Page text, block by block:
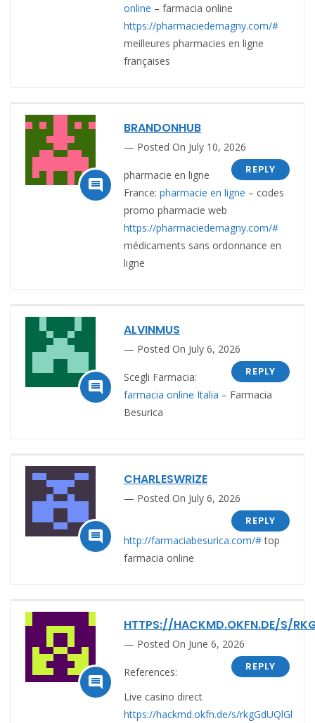
online – farmacia online
https://pharmaciedemagny.com/#
meilleures pharmacies en ligne
françaises

BRANDONHUB
Posted On July 10, 2026
REPLY
pharmacie en ligne
France: pharmacie en ligne – codes
promo pharmacie web
https://pharmaciedemagny.com/#
médicaments sans ordonnance en
ligne

ALVINMUS
Posted On July 6, 2026
REPLY
Scegli Farmacia:
farmacia online Italia – Farmacia
Besurica

CHARLESWRIZE
Posted On July 6, 2026
REPLY
http://farmaciabesurica.com/#top
farmacia online

HTTPS://HACKMD.OKFN.DE/S/
Posted On June 6, 2026
REPLY
References:
Live casino direct
https://hackmd.okfn.de/s/rkgGdUQlGl